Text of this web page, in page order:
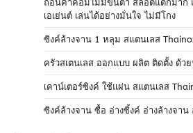
ถอนค่าคอมไม่มี่ขั้นต่ำ สล็อตแตกมาก
เอเย่นต์ เล่นได้อย่างมั่นใจ ไม่มีโกง
ซิงค์ล้างจาน 1 หลุม สแตนเลส
ครัวสเตนเลส ออกแบบ ผลิต ติดตั้ง ด้ว
เคาน์เตอร์ซิงค์ ใช้แผ่น สแตนเลส
ซิงค์ล้างจาน ซื้อ อ่างซิ้งค์ อ่างล้างจา